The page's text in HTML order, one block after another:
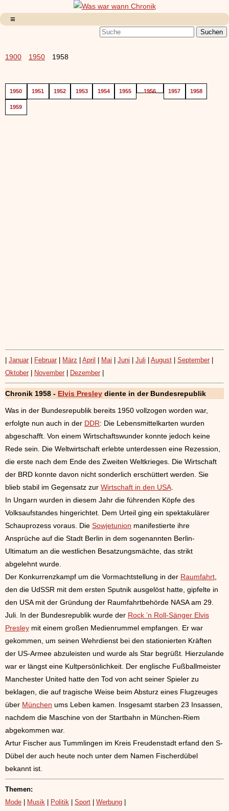
1900 1950 1958
1950 1951 1952 1953 1954 1955 1956 1957 1958
1959
Januar Februar März April Mai Juni Juli August September
Oktober
November Dezember
Chronik 1958 - Elvis Presley diente in der Bundesrepublik
Was in der Bundesrepublik bereits 1950 vollzogen worden war,
erfolgte nun auch in der DDR: Die Lebensmittelkarten wurden
abgeschafft. Von einem Wirtschaftswunder konnte jedoch keine
Rede sein. Die Weltwirtschaft erlebte unterdessen eine Rezession,
die erste nach dem Ende des Zweiten Weltkrieges. Die Wirtschaft
der BRD konnte davon nicht sonderlich erschüttert werden. Sie
blieb stabil im Gegensatz zur Wirtschaft in den USA
In Ungarn wurden in diesem Jahr die führenden Köpfe des
Volksaufstandes hingerichtet. Dem Urteil ging ein spektakulärer
Schauprozess voraus. Die Sowjetunion manifestierte ihre
Ansprüche auf die Stadt Berlin in dem sogenannten Berlin-
Ultimatum an die westlichen Besatzungsmächte, das strikt
abgelehnt wurde.
Der Konkurrenzkampf um die Vormachtstellung in der Raumfahrt
den die UdSSR mit dem ersten Sputnik ausgelöst hatte, gipfelte in
den USA mit der Gründung der Raumfahrtbehörde NASA am 29.
Juli. In der Bundesrepublik wurde der Rock ’n Roll-Sänger Elvis
Presley mit einem großen Medienrummel empfangen. Er war
gekommen, um seinen Wehrdienst bei den stationierten Kräften
der US-Armee abzuleisten und wurde als Star begrüßt. Hierzulande
war er längst eine Kultpersönlichkeit. Der englische Fußballmeister
Manchester United hatte den Tod von acht seiner Spieler zu
beklagen, die auf tragische Weise beim Absturz eines Flugzeuges
über München ums Leben kamen. Insgesamt starben 23 Insassen,
nachdem die Maschine von der Startbahn in München-Riem
abgekommen war.
Artur Fischer aus Tummlingen im Kreis Freudenstadt erfand den S-
Dübel der auch heute noch unter dem Namen Fischerdübel
bekannt ist.
Themen:
Mode
Musik Politik Sport Werbung